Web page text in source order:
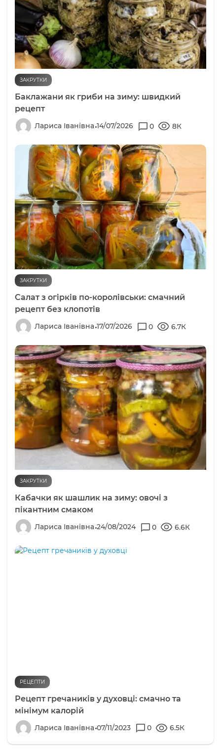
ЗАКРУТКИ
Баклажани як гриби на зиму: швидкий
рецепт
Лариса Іванівна 14/07/2026 0 8К
ЗАКРУТКИ
Салат з огірків по-королівськи: смачний
рецепт без клопотів
Лариса Іванівна 17/07/2026 0 6.7К
ЗАКРУТКИ
Кабачки як шашлик на зиму: овочі з
пікантним смаком
Лариса Іванівна 24/08/2024 0 6.6К
РЕЦЕПТИ
Рецепт гречаників у духовці: смачно та
мінімум калорій
Лариса Іванівна 07/11/2023 0 6.5К